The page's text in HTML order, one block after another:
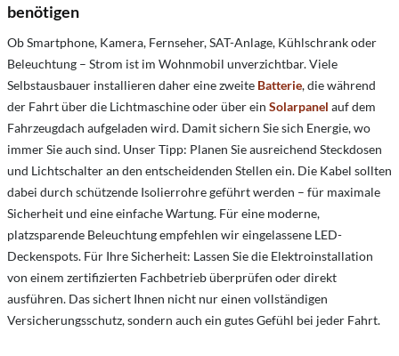
benötigen
Ob Smartphone, Kamera, Fernseher, SAT-Anlage, Kühlschrank oder
Beleuchtung – Strom ist im Wohnmobil unverzichtbar. Viele
Selbstausbauer installieren daher eine zweite Batterie, die während
der Fahrt über die Lichtmaschine oder über ein Solarpanel auf dem
Fahrzeugdach aufgeladen wird. Damit sichern Sie sich Energie, wo
immer Sie auch sind. Unser Tipp: Planen Sie ausreichend Steckdosen
und Lichtschalter an den entscheidenden Stellen ein. Die Kabel sollten
dabei durch schützende Isolierrohre geführt werden – für maximale
Sicherheit und eine einfache Wartung. Für eine moderne,
platzsparende Beleuchtung empfehlen wir eingelassene LED-
Deckenspots. Für Ihre Sicherheit: Lassen Sie die Elektroinstallation
von einem zertifizierten Fachbetrieb überprüfen oder direkt
ausführen. Das sichert Ihnen nicht nur einen vollständigen
Versicherungsschutz, sondern auch ein gutes Gefühl bei jeder Fahrt.